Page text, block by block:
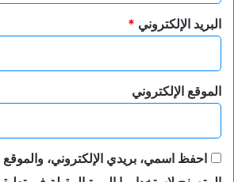
البريد الإلكتروني *
الموقع الإلكتروني
احفظ اسمي، بريدي الإلكتروني، والموقع